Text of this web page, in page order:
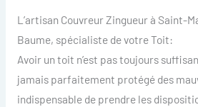
L’artisan Couvreur Zingueur à Saint-
Baume, spécialiste de votre Toit:
Avoir un toit n’est pas toujours
jamais parfaitement protégé des
indispensable de prendre les